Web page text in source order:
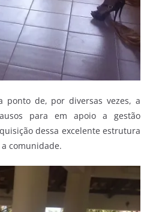
ponto de, por diversas vezes, a
para em apoio a gestão
dessa excelente estrutura
comunidade.